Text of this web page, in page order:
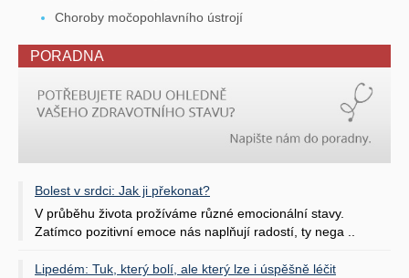
Choroby močopohlavního ústrojí
PORADNA
Bolest v srdci: Jak ji překonat?
V průběhu života prožíváme různé emocionální stavy.
Zatímco pozitivní emoce nás naplňují radostí, ty nega ..
Lipedém: Tuk, který bolí, ale který lze i úspěšně léčit